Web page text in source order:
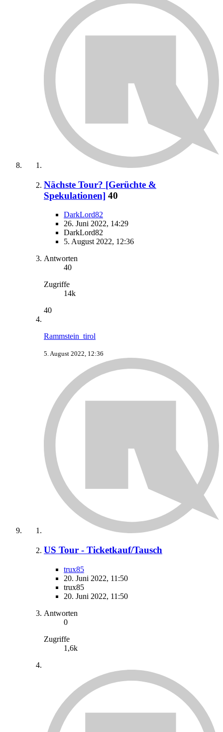
Nächste Tour? [Gerüchte &
Spekulationen] 40
DarkLord82
26. Juni 2022, 14:29
DarkLord82
5. August 2022, 12:36
Antworten
40
Zugriffe
14k
40
Rammstein_tirol
5. August 2022, 12:36
US Tour - Ticketkauf/Tausch
trux85
20. Juni 2022, 11:50
trux85
20. Juni 2022, 11:50
Antworten
0
Zugriffe
1,6k